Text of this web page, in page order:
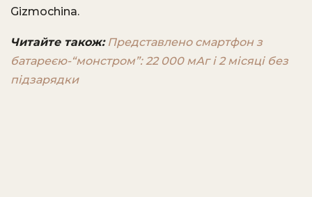
Gizmochina.
Читайте також: Представлено смартфон з
батареєю-“монстром”: 22 000 мАг і 2 місяці без
підзарядки